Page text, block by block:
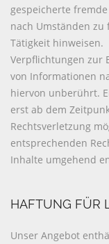
gespeicherte
nach Umständen
Tätigkeit hinweisen.
Verpflichtungen zur
von Informationen
hiervon unberührt.
erst ab dem
Rechtsverletzung
entsprechenden
Inhalte umgehend
HAFTUNG FÜR
Unser Angebot